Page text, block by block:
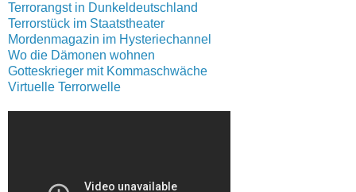
Terrorangst in Dunkeldeutschland
Terrorstück im Staatstheater
Mordenmagazin im Hysteriechannel
Wo die Dämonen wohnen
Gotteskrieger mit Kommaschwäche
Virtuelle Terrorwelle